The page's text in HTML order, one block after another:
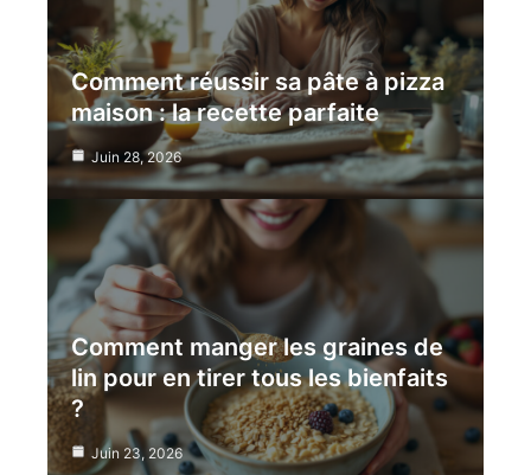
Comment réussir sa pâte à pizza
maison : la recette parfaite
Juin 28, 2026
Comment manger les graines de
lin pour en tirer tous les bienfaits
?
Juin 23, 2026